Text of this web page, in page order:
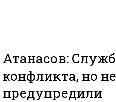
Атанасов:
конфликта, но
предупредили